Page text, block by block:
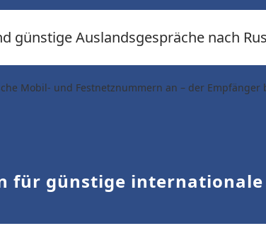
günstige Auslandsgespräche nach
Mobil- und Festnetznummern an – der Empfänger
für günstige